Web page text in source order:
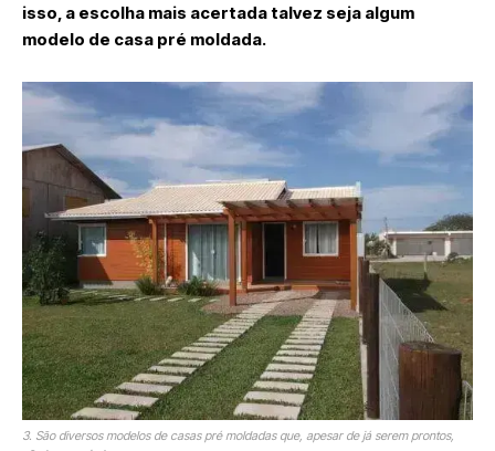
isso, a escolha mais acertada talvez seja algum
modelo de casa pré moldada.
3. São diversos modelos de casas pré moldadas que, apesar de já serem prontos,